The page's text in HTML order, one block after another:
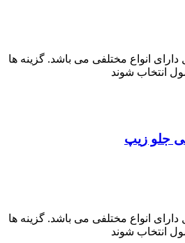
انواع مختلفی می باشد. گزینه ها
انتخاب شوند
انواع مختلفی می باشد. گزینه ها
انتخاب شوند